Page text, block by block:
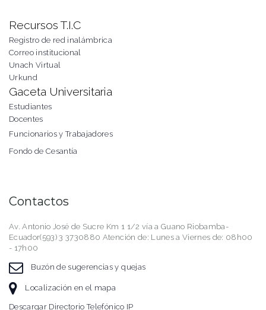
Recursos T.I.C
Registro de red inalámbrica
Correo institucional
Unach Virtual
Urkund
Gaceta Universitaria
Estudiantes
Docentes
Funcionarios y Trabajadores
Fondo de Cesantía
Contactos
Av. Antonio José de Sucre Km 1 1/2 vía a Guano Riobamba-
Ecuador(593) 3 3730880 Atención de: Lunes a Viernes de: 08h00
- 17h00
Buzón de sugerencias y quejas
Localización en el mapa
Descargar Directorio Telefónico IP